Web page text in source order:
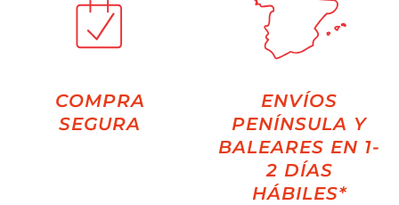
COMPRA
SEGURA
ENVÍOS
PENÍNSULA Y
BALEARES EN 1-
2 DÍAS
HÁBILES*